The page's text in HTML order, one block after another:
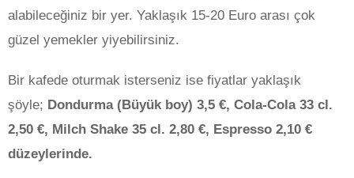
alabileceğiniz bir yer. Yaklaşık 15-20 Euro arası çok
güzel yemekler yiyebilirsiniz.
Bir kafede oturmak isterseniz ise fiyatlar yaklaşık
şöyle; Dondurma (Büyük boy) 3,5 €, Cola-Cola 33 cl.
2,50 €, Milch Shake 35 cl. 2,80 €, Espresso 2,10 €
düzeylerinde.